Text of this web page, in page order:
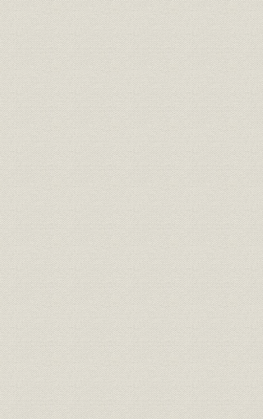
第1節 事業の拡大と下関本店の開設
1 板櫃本店時代の事業拡大
2 下関本店開設と韓国初進出
第2節 企業体制の模索
1 日露開戦前後の内地工事
2 後継体制の模索
第3節 日露戦争後の環境変動と組長隠退
1 戦後の新情勢と内外工事
2 新たな企業体制
第3章 事業拡大と企業体制の整備 明治40年―大正6年
第1節 朝鮮・満州の大型工事
1 京仁線改良工事への参入
2 国際連絡運輸の幕開けと欧亜連絡構想
3 橋梁工事に新紀元を画した鴨緑江架橋
4 満鉄の安奉線改築工事
5 安奉線開通と組長の大陸出張
6 釜山を近代化した「釜山削平工事」